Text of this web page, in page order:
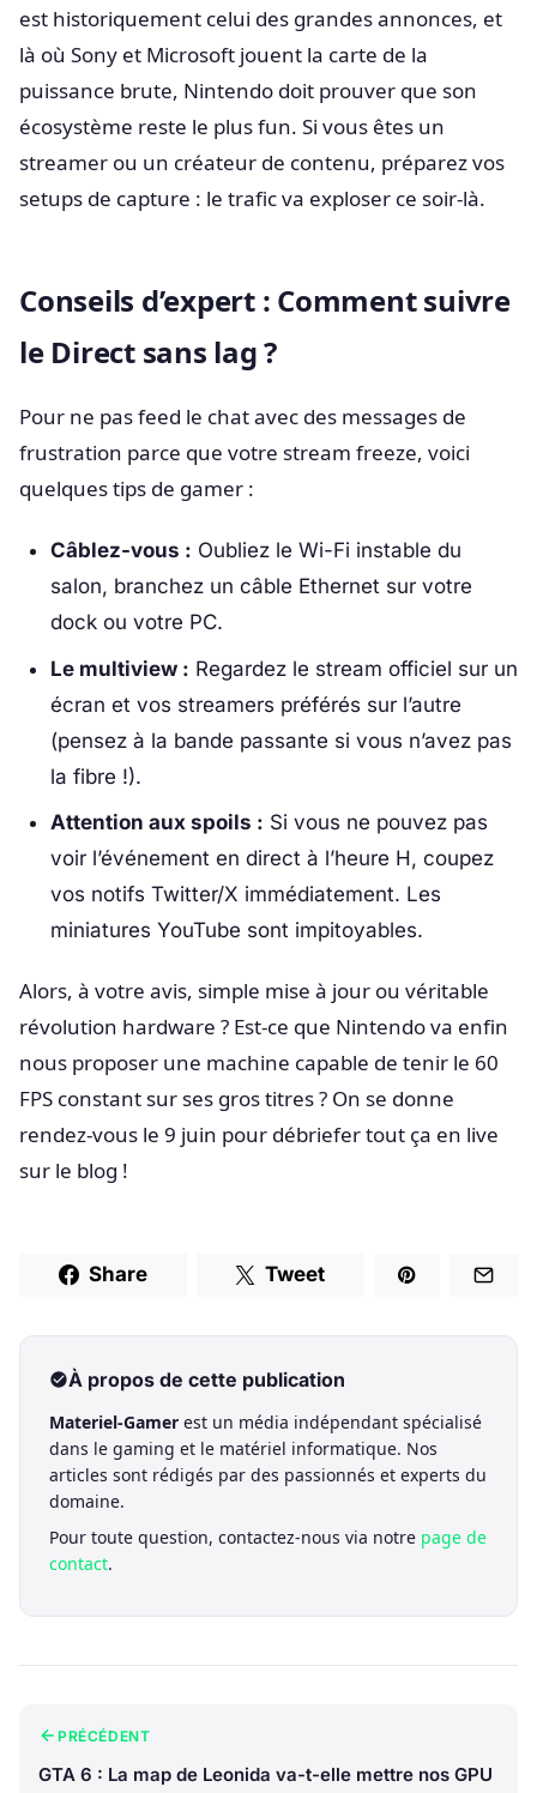
est historiquement celui des grandes annonces, et
là où Sony et Microsoft jouent la carte de la
puissance brute, Nintendo doit prouver que son
écosystème reste le plus fun. Si vous êtes un
streamer ou un créateur de contenu, préparez vos
setups de capture : le trafic va exploser ce soir-là.
Conseils d’expert : Comment suivre
le Direct sans lag ?
Pour ne pas feed le chat avec des messages de
frustration parce que votre stream freeze, voici
quelques tips de gamer :
Câblez-vous : Oubliez le Wi-Fi instable du
salon, branchez un câble Ethernet sur votre
dock ou votre PC.
Le multiview : Regardez le stream officiel sur un
écran et vos streamers préférés sur l’autre
(pensez à la bande passante si vous n’avez pas
la fibre !).
Attention aux spoils : Si vous ne pouvez pas
voir l’événement en direct à l’heure H, coupez
vos notifs Twitter/X immédiatement. Les
miniatures YouTube sont impitoyables.
Alors, à votre avis, simple mise à jour ou véritable
révolution hardware ? Est-ce que Nintendo va enfin
nous proposer une machine capable de tenir le 60
FPS constant sur ses gros titres ? On se donne
rendez-vous le 9 juin pour débriefer tout ça en live
sur le blog !
Share Tweet
À propos de cette publication
Materiel-Gamer est un média indépendant spécialisé
dans le gaming et le matériel informatique. Nos
articles sont rédigés par des passionnés et experts du
domaine.
Pour toute question, contactez-nous via notre page de
contact.
PRÉCÉDENT
GTA 6 : La map de Leonida va-t-elle mettre nos GPU